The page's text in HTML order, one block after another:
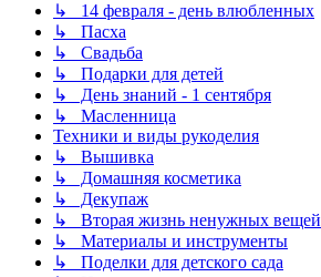
↳ 14 февраля - день влюбленных
↳ Пасха
↳ Свадьба
↳ Подарки для детей
↳ День знаний - 1 сентября
↳ Масленница
Техники и виды рукоделия
↳ Вышивка
↳ Домашняя косметика
↳ Декупаж
↳ Вторая жизнь ненужных вещей
↳ Материалы и инструменты
↳ Поделки для детского сада